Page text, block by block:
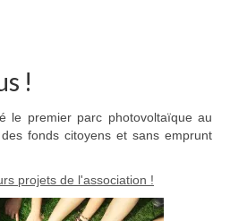
!
le premier parc photovoltaïque au
fonds citoyens et sans emprunt
projets de l'association !